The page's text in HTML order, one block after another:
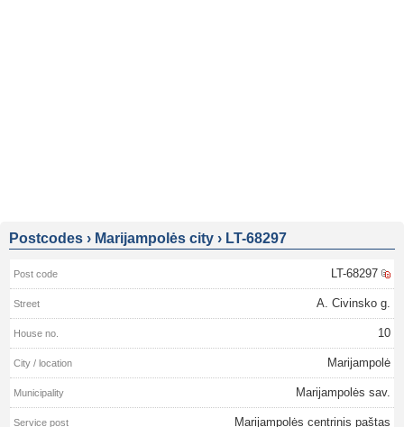
Postcodes › Marijampolės city › LT-68297
LT-68297
A. Civinsko g.
10
Marijampolė
Marijampolės sav.
Marijampolės centrinis paštas